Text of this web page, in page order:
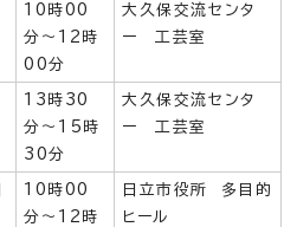
10時00
分～12時
00分
大久保交流センタ
ー 工芸室
13時30
分～15時
30分
大久保交流センタ
ー 工芸室
10時00
分～12時
日立市役所 多目的
ヒール